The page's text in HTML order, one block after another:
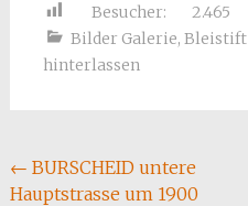
Besucher:
2.465
Bilder Galerie, Bleistift
hinterlassen
Beitragsnavigation
← BURSCHEID untere
Hauptstrasse um 1900